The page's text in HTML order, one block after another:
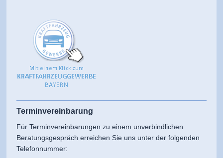
Terminvereinbarung
Für Terminvereinbarungen zu einem unverbindlichen
Beratungsgespräch erreichen Sie uns unter der folgenden
Telefonnummer: